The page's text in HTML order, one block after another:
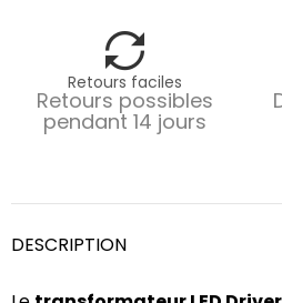
Retours faciles
Retours possibles
pendant 14 jours
DESCRIPTION